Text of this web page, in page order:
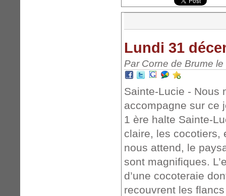
Lundi 31
Par Corne de Brume
Sainte-Lucie - Nous
accompagne sur ce
1 ère halte Sainte-
claire, les cocotiers,
nous attend, le
sont magnifiques.
d’une cocoteraie
recouvrent les